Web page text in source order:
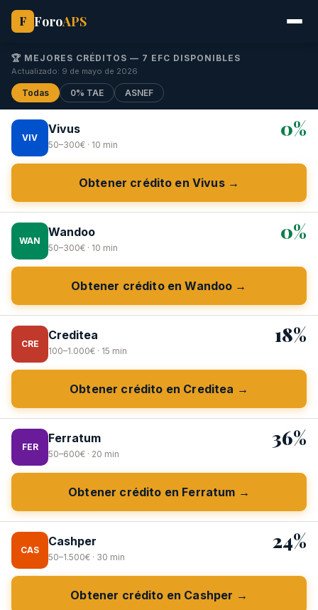
F ForoAPS
🏆 MEJORES CRÉDITOS — 7 EFC DISPONIBLES
Actualizado: 9 de mayo de 2026
Todas 0% TAE ASNEF
VIV
Vivus
50–300€ · 10 min
0%
Obtener crédito en Vivus →
WAN
Wandoo
50–300€ · 10 min
0%
Obtener crédito en Wandoo →
CRE
Creditea
100–1.000€ · 15 min
18%
Obtener crédito en Creditea →
FER
Ferratum
50–600€ · 20 min
36%
Obtener crédito en Ferratum →
CAS
Cashper
50–1.500€ · 30 min
24%
Obtener crédito en Cashper →